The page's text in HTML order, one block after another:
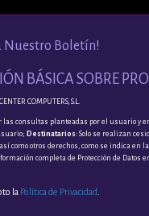
Nuestro Boletín!
BÁSICA SOBRE
COMPUTERS, S.L.
las consultas planteadas por el usuario y
Destinatarios: Solo se realizan
como otros derechos, como se indica en
completa de Protección de Datos
la Política de Privacidad.